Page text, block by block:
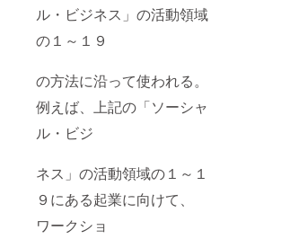
ル・ビジネス」の活動領域
の１～１９
の方法に沿って使われる。
例えば、上記の「ソーシャ
ル・ビジ
ネス」の活動領域の１～１
９にある起業に向けて、
ワークショ